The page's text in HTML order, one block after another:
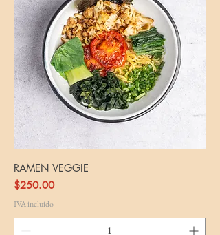
RAMEN VEGGIE
Precio
$250.00
IVA incluido